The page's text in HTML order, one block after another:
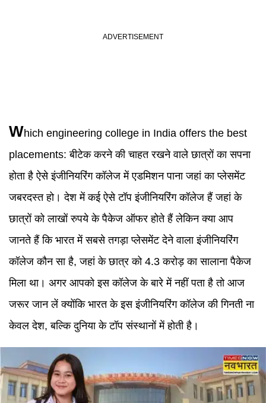
Which engineering college in India offers the best
placements:बीटेक करने की चाहत रखने वाले छात्रों का सपना
होता है ऐसे इंजीनियरिंग कॉलेज में एडमिशन पाना जहां का प्लेसमेंट
जबरदस्त हो। देश में कई ऐसे टॉप इंजीनियरिंग कॉलेज हैं जहां के
छात्रों को लाखों रुपये के पैकेज ऑफर होते हैं लेकिन क्या आप
जानते हैं कि भारत में सबसे तगड़ा प्लेसमेंट देने वाला इंजीनियरिंग
कॉलेज कौन सा है, जहां के छात्र को 4.3 करोड़ का सालाना पैकेज
मिला था। अगर आपको इस कॉलेज के बारे में नहीं पता है तो आज
जरूर जान लें क्योंकि भारत के इस इंजीनियरिंग कॉलेज की गिनती ना
केवल देश, बल्कि दुनिया के टॉप संस्थानों में होती है।